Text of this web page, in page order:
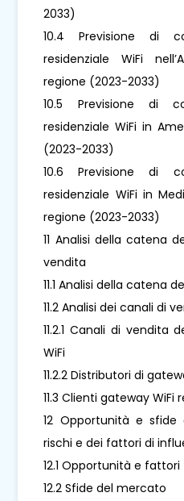
2033)
10.4 Previsione di
residenziale WiFi
regione (2023-2033)
10.5 Previsione di
residenziale WiFi in
(2023-2033)
10.6 Previsione di
residenziale WiFi in
regione (2023-2033)
11 Analisi della catena
vendita
11.1 Analisi della catena
11.2 Analisi dei canali di
11.2.1 Canali di vendita
WiFi
11.2.2 Distributori di
11.3 Clienti gateway WiFi
12 Opportunità e
rischi e dei fattori di
12.1 Opportunità e
12.2 Sfide del mercato